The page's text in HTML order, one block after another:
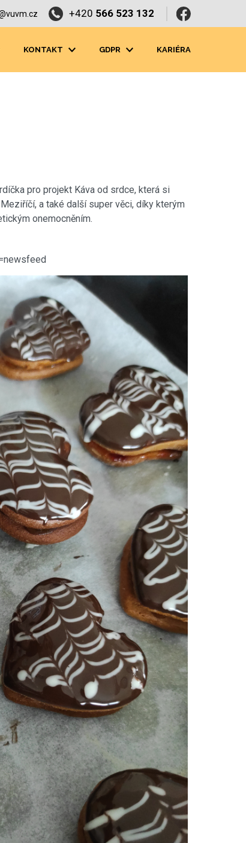
+420 566 523 132
KONTAKT GDPR KARIÉRA
pro projekt Káva od srdce, která si
a také další super věci, díky kterým
onemocněním.